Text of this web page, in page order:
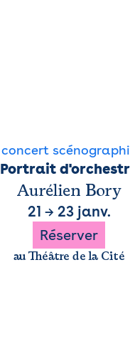
concert
Portrait
Aurélien Bory
21 → 23 janv.
Réserver
au Théâtre de la Cité